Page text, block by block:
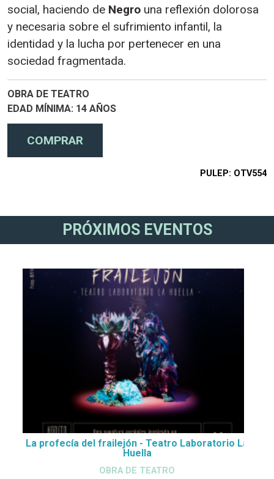
social, haciendo de Negro una reflexión dolorosa
y necesaria sobre el sufrimiento infantil, la
identidad y la lucha por pertenecer en una
sociedad fragmentada.
OBRA DE TEATRO
EDAD MÍNIMA 14 AÑOS
PULEP OTV554
PRÓXIMOS EVENTOS
La profecía del frailejón - Teatro Laboratorio La
Huella
OBRA DE TEATRO